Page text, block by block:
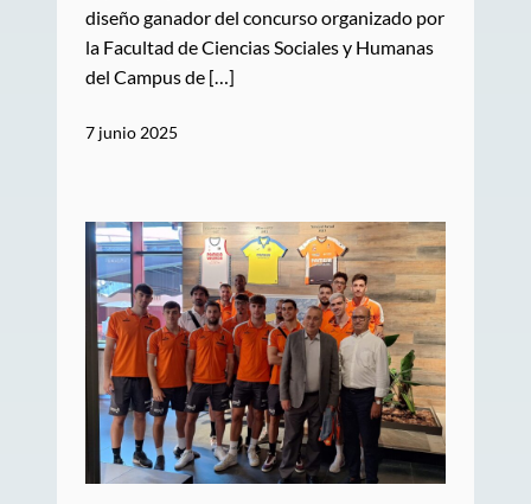
diseño ganador del concurso organizado por
la Facultad de Ciencias Sociales y Humanas
del Campus de […]
7 junio 2025